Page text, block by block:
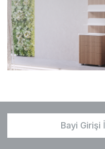
Bayi Girişi